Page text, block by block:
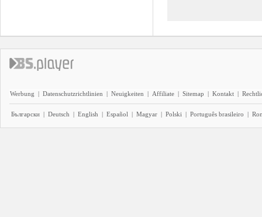
Werbung | Datenschutzrichtlinien | Neuigkeiten | Affiliate | Sitemap | Kontakt |
Български | Deutsch | English | Español | Magyar | Polski | Português brasileiro |